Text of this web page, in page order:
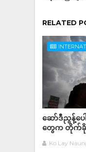
RELATED
ဆော်ဒီညွန့်ပ
တွေက တိုက်ခို
Ko Lay